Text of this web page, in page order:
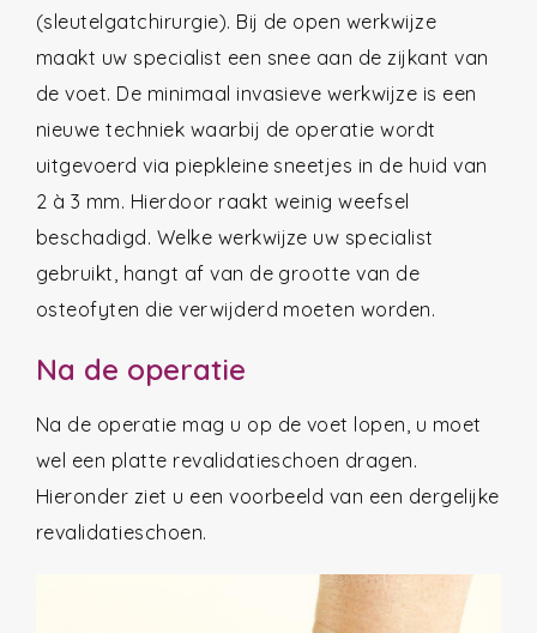
(sleutelgatchirurgie). Bij de open werkwijze
maakt uw specialist een snee aan de zijkant van
de voet. De minimaal invasieve werkwijze is een
nieuwe techniek waarbij de operatie wordt
uitgevoerd via piepkleine sneetjes in de huid van
2 à 3 mm. Hierdoor raakt weinig weefsel
beschadigd. Welke werkwijze uw specialist
gebruikt, hangt af van de grootte van de
osteofyten die verwijderd moeten worden.
Na de operatie
Na de operatie mag u op de voet lopen, u moet
wel een platte revalidatieschoen dragen.
Hieronder ziet u een voorbeeld van een dergelijke
revalidatieschoen.